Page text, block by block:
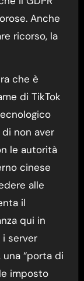
Anche
ricorso, la
che è
di TikTok
di non aver
le autorità
cinese
alle
il
qui in
i server
“porta di
imposto